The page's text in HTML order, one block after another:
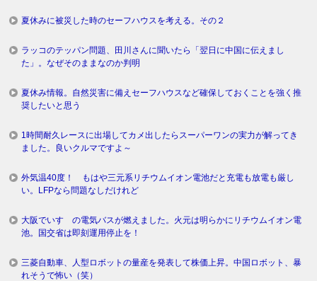
夏休みに被災した時のセーフハウスを考える。その２
ラッコのテッパン問題、田川さんに聞いたら「翌日に中国に伝えまし
た」。なぜそのままなのか判明
夏休み情報。自然災害に備えセーフハウスなど確保しておくことを強く推
奨したいと思う
1時間耐久レースに出場してカメ出したらスーパーワンの実力が解ってき
ました。良いクルマですよ～
外気温40度！ もはや三元系リチウムイオン電池だと充電も放電も厳し
い。LFPなら問題なしだけれど
大阪でいすゞの電気バスが燃えました。火元は明らかにリチウムイオン電
池。国交省は即刻運用停止を！
三菱自動車、人型ロボットの量産を発表して株価上昇。中国ロボット、暴
れそうで怖い（笑）